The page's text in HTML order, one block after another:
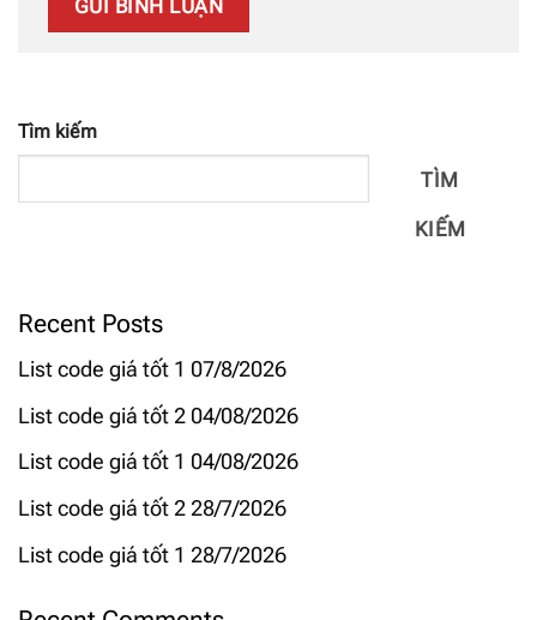
Tìm kiếm
TÌM
KIẾM
Recent Posts
List code giá tốt 1 07/8/2026
List code giá tốt 2 04/08/2026
List code giá tốt 1 04/08/2026
List code giá tốt 2 28/7/2026
List code giá tốt 1 28/7/2026